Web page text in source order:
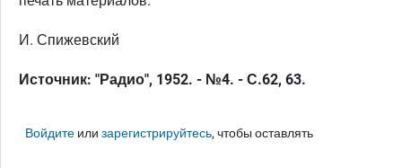
И. Спижевский
Источник: "Радио", 1952. - №4. - С.62, 63.
Войдите илизарегистрируйтесь, чтобы оставлять